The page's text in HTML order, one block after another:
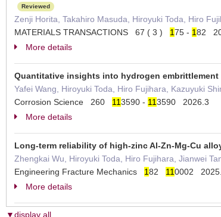
Reviewed
Zenji Horita, Takahiro Masuda, Hiroyuki Toda, Hiro
MATERIALS TRANSACTIONS 67 ( 3 ) 175 - 182
More details
Quantitative insights into hydrogen
Yafei Wang, Hiroyuki Toda, Hiro Fujihara, Kazuyuki
Corrosion Science 260 113590 - 113590 2026.3
More details
Long-term reliability of high-zinc Al-Zn-Mg-Cu
Zhengkai Wu, Hiroyuki Toda, Hiro Fujihara, Jianwei
Engineering Fracture Mechanics 182 110002 2025.
More details
▼display all